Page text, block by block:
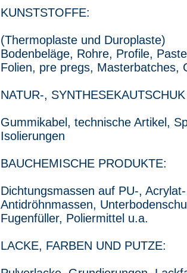
KUNSTSTOFFE:
(Thermoplaste und Duroplaste)
Bodenbeläge, Rohre, Profile,
Folien, pre pregs, Masterbatches,
NATUR-,
Gummikabel, technische Artikel,
Isolierungen
BAUCHEMISCHE PRODUKTE:
Dichtungsmassen auf PU-,
Antidröhnmassen,
Fugenfüller, Poliermittel u.a.
LACKE, FARBEN UND PUTZE: